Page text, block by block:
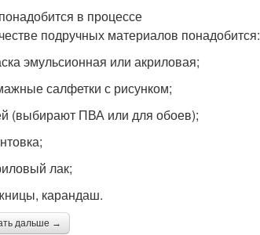
в процессе
подручных материалов понадобится:
эмульсионная или акриловая;
салфетки с рисунком;
(выбирают ПВА или для обоев);
лак;
карандаш.
дальше →